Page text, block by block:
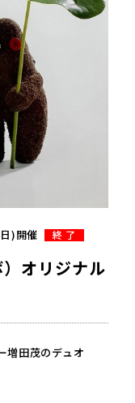
)開催 終 了
オリジナル
増田茂のデュオ